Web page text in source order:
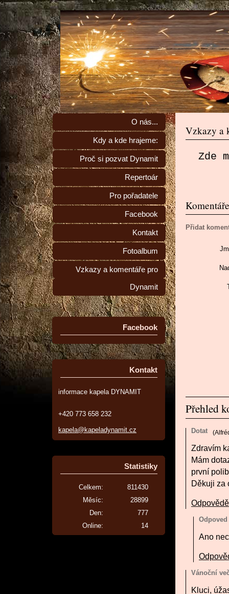
O nás...
Kdy a kde hrajeme:
Proč si pozvat Dynamit
Repertoár
Pro pořadatele
Facebook
Kontakt
Fotoalbum
Vzkazy a komentáře pro
Dynamit
Facebook
Kontakt
informace kapela DYNAMIT
+420 773 658 232
kapela@kapeladynamit.cz
Statistiky
Online: 14
Celkem:
811430
Měsíc:
28899
Den:
777
Vzkazy a
Zde
Komentáře
Přidat
Přehled
Dotat (
Zdravím
Mám
první
Děkuji za
Odpoved
Ano
Vánoční
Kluci,